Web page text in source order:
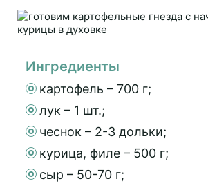
Ингредиенты
картофель – 700 г;
лук – 1 шт.;
чеснок – 2-3 дольки;
курица, филе – 500 г;
сыр – 50-70 г;